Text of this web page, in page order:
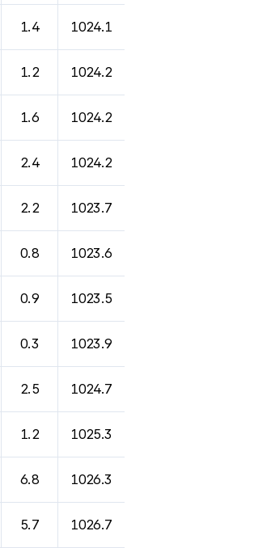
1.4 1024.1
1.2 1024.2
1.6 1024.2
2.4 1024.2
2.2 1023.7
0.8 1023.6
0.9 1023.5
0.3 1023.9
2.5 1024.7
1.2 1025.3
6.8 1026.3
5.7 1026.7